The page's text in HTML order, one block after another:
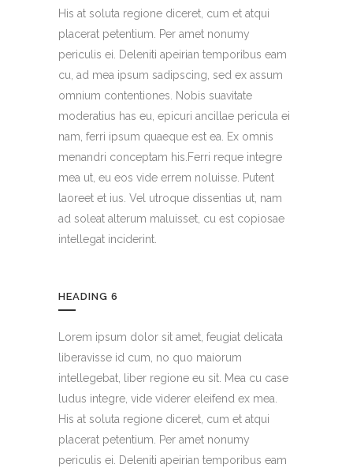
His at soluta regione diceret, cum et atqui
placerat petentium. Per amet nonumy
periculis ei. Deleniti apeirian temporibus eam
cu, ad mea ipsum sadipscing, sed ex assum
omnium contentiones. Nobis suavitate
moderatius has eu, epicuri ancillae pericula ei
nam, ferri ipsum quaeque est ea. Ex omnis
menandri conceptam his.Ferri reque integre
mea ut, eu eos vide errem noluisse. Putent
laoreet et ius. Vel utroque dissentias ut, nam
ad soleat alterum maluisset, cu est copiosae
intellegat inciderint.
HEADING 6
Lorem ipsum dolor sit amet, feugiat delicata
liberavisse id cum, no quo maiorum
intellegebat, liber regione eu sit. Mea cu case
ludus integre, vide viderer eleifend ex mea.
His at soluta regione diceret, cum et atqui
placerat petentium. Per amet nonumy
periculis ei. Deleniti apeirian temporibus eam